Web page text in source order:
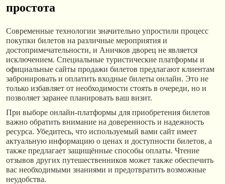
простота
Современные технологии значительно упростили процесс
покупки билетов на различные мероприятия и
достопримечательности, и Аничков дворец не является
исключением. Специальные туристические платформы и
официальные сайты продажи билетов предлагают клиентам
забронировать и оплатить входные билеты онлайн. Это не
только избавляет от необходимости стоять в очереди, но и
позволяет заранее планировать ваш визит.
При выборе онлайн-платформы для приобретения билетов
важно обратить внимание на доверенность и надежность
ресурса. Убедитесь, что используемый вами сайт имеет
актуальную информацию о ценах и доступности билетов, а
также предлагает защищённые способы оплаты. Чтение
отзывов других путешественников может также обеспечить
вас необходимыми знаниями и предотвратить возможные
неудобства.